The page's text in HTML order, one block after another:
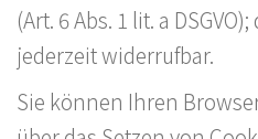
(Art. 6 Abs. 1 lit. a
jederzeit widerrufbar.
Sie können Ihren